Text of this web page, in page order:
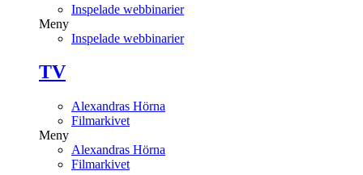
Inspelade webbinarier
Meny
Inspelade webbinarier
TV
Alexandras Hörna
Filmarkivet
Meny
Alexandras Hörna
Filmarkivet